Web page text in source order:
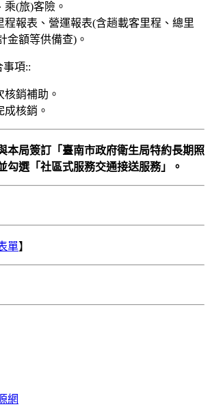
(旅)客險。
報表、營運報表(含趟載客里程、總里
金額等供備查)。
事項::
銷補助。
核銷。
本局簽訂「臺南市政府衛生局特約長期照
勾選「社區式服務交通接送服務」。
單】